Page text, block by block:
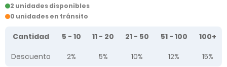
2 unidades disponibles
0 unidades en tránsito
Tier prices table
Cantidad 5 - 10 11 - 20 21 - 50 51 - 100
100+
Descuento
2% 5% 10% 12% 15%